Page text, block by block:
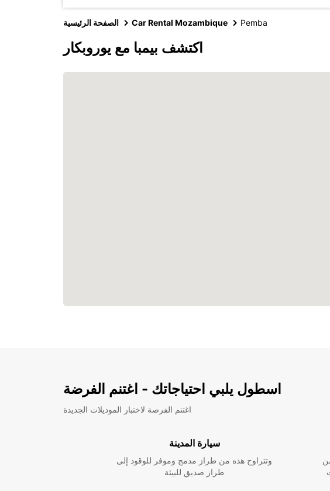
الصفحة الرئيسية Car Rental Mozambique Pemba
اكتشف بيمبا مع يوروبكار
اسطول يلبي احتياجاتك - اغتنم الفرضة
اغتنم الفرصة لاختبار الموديلات الجديدة
سيارة المدينة
وتتراوح هذه من طراز مدمج وموفر للوقود إلى
طراز صديق للبيئة